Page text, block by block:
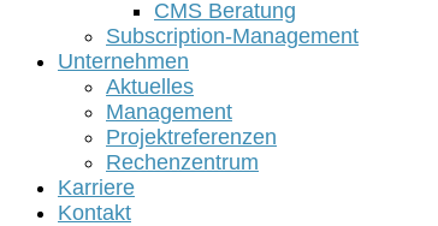
CMS Beratung
Subscription-Management
Unternehmen
Aktuelles
Management
Projektreferenzen
Rechenzentrum
Karriere
Kontakt